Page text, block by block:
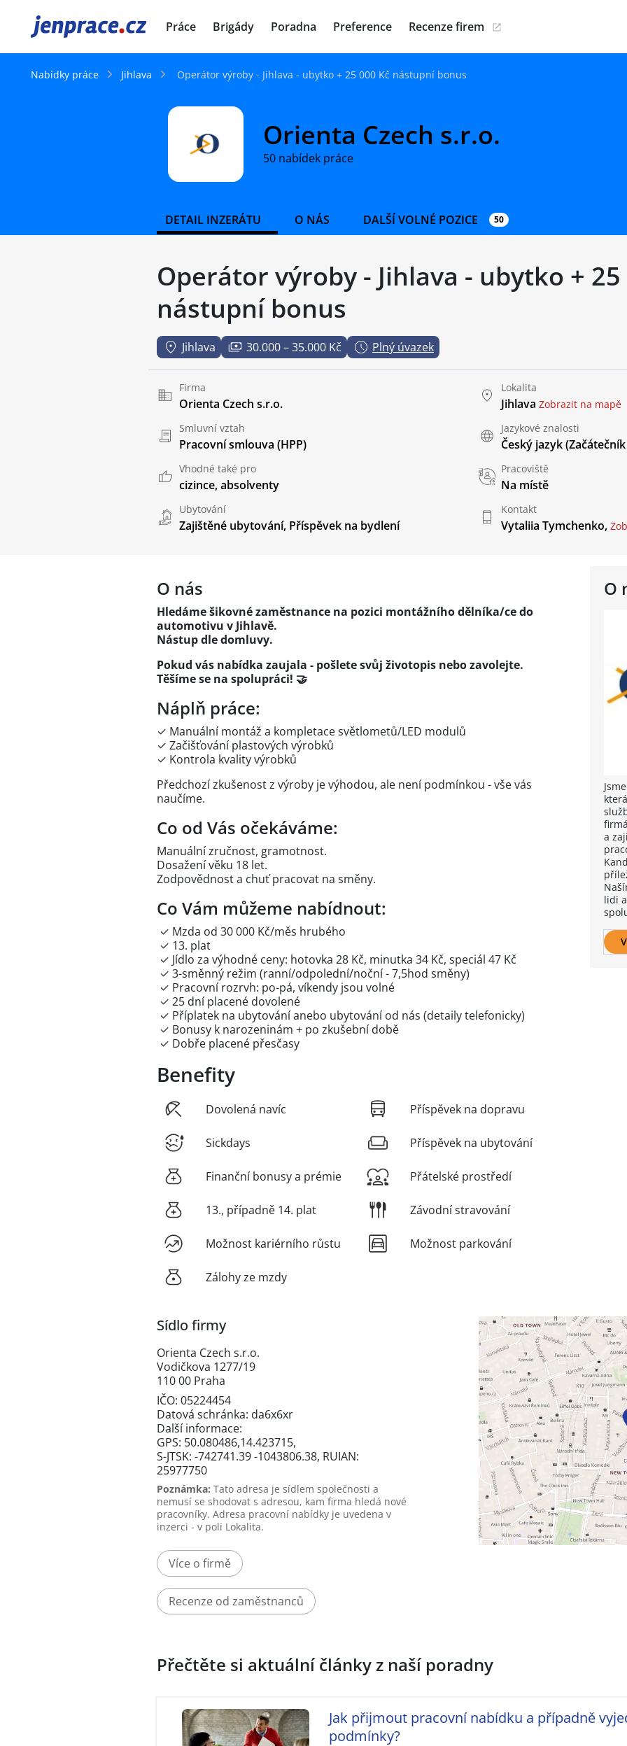
JenPráce.cz Práce Brigády Poradna Preference Recenze firem
Nabídky práce Jihlava Operátor výroby - Jihlava - ubytko + 25 000 Kč nástupní bonus
Orienta Czech s.r.o.
50 nabídek práce
DETAIL INZERÁTU O NÁS DALŠÍ VOLNÉ POZICE 50
Operátor výroby - Jihlava - ubytko + 25
nástupní bonus
Jihlava 30.000 – 35.000 Kč Plný úvazek
Firma
Orienta Czech s.r.o.
Lokalita
Jihlava Zobrazit na mapě
Smluvní vztah
Pracovní smlouva (HPP)
Jazykové znalosti
Český jazyk
Vhodné také pro
cizince,absolventy
Pracoviště
Na místě
Ubytování
Zajištěné ubytování, Příspěvek na bydlení
Kontakt
Vytaliia Tymchenko,
O
a
lidi
O nás
Hledáme šikovné zaměstnance na pozici montážního dělníka/ce do
automotivu v Jihlavě.
Nástup dle domluvy.
Pokud vás nabídka zaujala - pošlete svůj životopis nebo zavolejte.
Těšíme se na spolupráci! 🤝
Náplň práce:
✓ Manuální montáž a kompletace světlometů/LED modulů
✓ Začišťování plastových výrobků
✓ Kontrola kvality výrobků
Předchozí zkušenost z výroby je výhodou, ale není podmínkou - vše vás
naučíme.
Co od Vás očekáváme:
Manuální zručnost, gramotnost.
Dosažení věku 18 let.
Zodpovědnost a chuť pracovat na směny.
Co Vám můžeme nabídnout:
✓ Mzda od 30 000 Kč/měs hrubého
✓ 13. plat
✓ Jídlo za výhodné ceny: hotovka 28 Kč, minutka 34 Kč, speciál 47 Kč
✓ 3-směnný režim (ranní/odpolední/noční - 7,5hod směny)
✓ Pracovní rozrvh: po-pá, víkendy jsou volné
✓ 25 dní placené dovolené
✓ Příplatek na ubytování anebo ubytování od nás (detaily telefonicky)
✓ Bonusy k narozeninám + po zkušební době
✓ Dobře placené přesčasy
Benefity
Dovolená navíc
Sickdays
Finanční bonusy a prémie
13., případně 14. plat
Možnost kariérního růstu
Zálohy ze mzdy
Příspěvek na dopravu
Příspěvek na ubytování
Přátelské prostředí
Závodní stravování
Možnost parkování
Sídlo firmy
Orienta Czech s.r.o.
Vodičkova 1277/19
110 00 Praha
IČO: 05224454
Datová schránka: da6x6xr
Další informace:
GPS: 50.080486,14.423715,
S-JTSK: -742741.39 -1043806.38, RUIAN:
25977750
Poznámka: Tato adresa je sídlem společnosti a
nemusí se shodovat s adresou, kam firma hledá nové
pracovníky. Adresa pracovní nabídky je uvedena v
inzerci - v poli Lokalita.
Více o firmě
Recenze od zaměstnanců
Přečtěte si aktuální články z naší poradny
Jak přijmout pracovní nabídku a případně
podmínky?